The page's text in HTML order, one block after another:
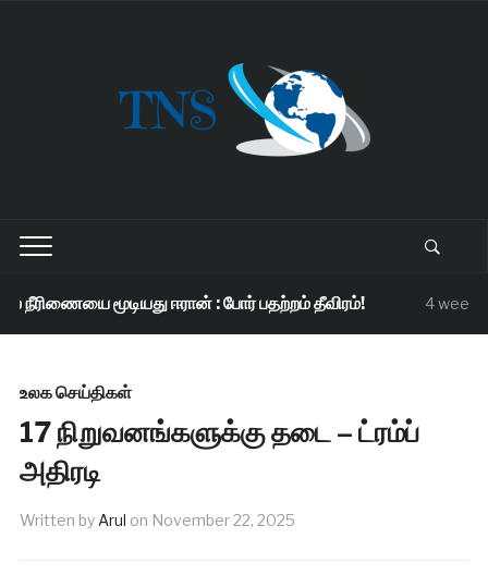
மூடியது ஈரான் : போர் பதற்றம் தீவிரம்! 4 weeks
உலக செய்திகள்
17 நிறுவனங்களுக்கு தடை – ட்ரம்ப்
அதிரடி
Written by Arul on November 22, 2025